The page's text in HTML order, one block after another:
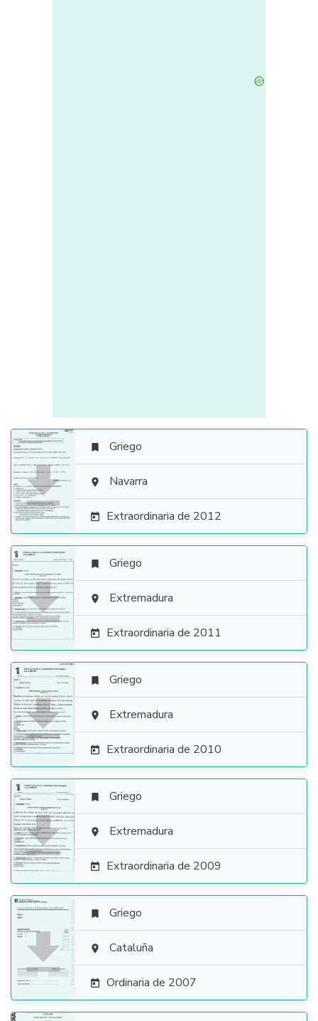

 Griego
 Navarra
 Extraordinaria de 2012

 Griego
 Extremadura
 Extraordinaria de 2011

 Griego
 Extremadura
 Extraordinaria de 2010

 Griego
 Extremadura
 Extraordinaria de 2009

 Griego
 Cataluña
 Ordinaria de 2007